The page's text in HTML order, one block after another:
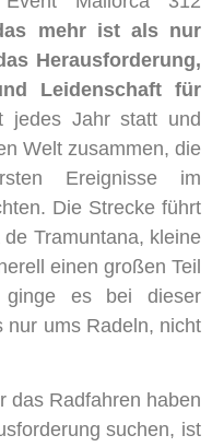
mehr ist als nur
Herausforderung,
Leidenschaft für
jedes Jahr statt und
Welt zusammen, die
Ereignisse im
Die Strecke führt
Tramuntana, kleine
einen großen Teil
es bei dieser
nur ums Radeln, nicht
das Radfahren haben
suchen, ist